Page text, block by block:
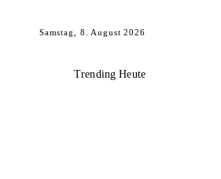
Samstag, 8. August 2026
Trending Heute